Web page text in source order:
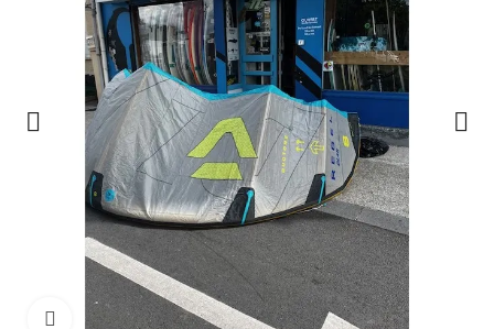
Cliquez pour agrandir